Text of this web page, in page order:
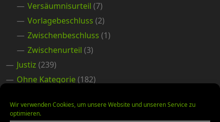
Wir verwenden Cookies, um unsere Website und unseren Service zu
optimieren.
Versäumnisurteil (7)
Vorlagebeschluss (2)
Zwischenbeschluss (1)
Zwischenurteil (3)
Justiz (239)
Ohne Kategorie(182)
Prio(4.931)